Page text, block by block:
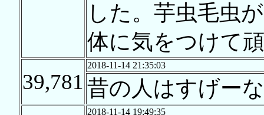
した。芋虫毛虫
体に気をつけて
39,781
2018-11-14 21:35:03
昔の人はすげー
2018-11-14 19:49:35